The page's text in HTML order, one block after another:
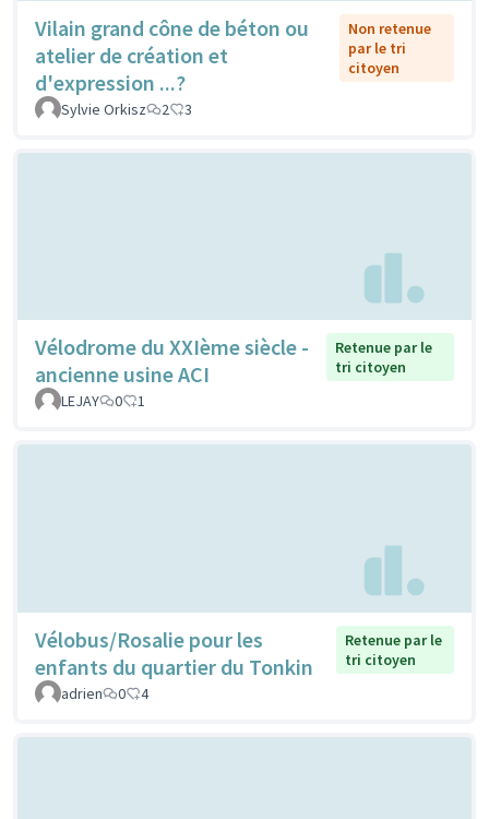
Vilain grand cône de béton ou
atelier de création et
d'expression ...?
Non retenue
par le tri
citoyen
Sylvie Orkisz 2 3
Vélodrome du XXIème siècle -
ancienne usine ACI
Retenue par le
tri citoyen
LEJAY
0 1
Vélobus/Rosalie pour les
enfants du quartier du Tonkin
Retenue par le
tri citoyen
adrien
0 4